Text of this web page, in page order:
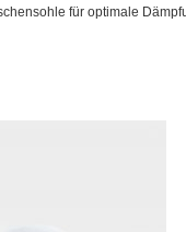
für optimale